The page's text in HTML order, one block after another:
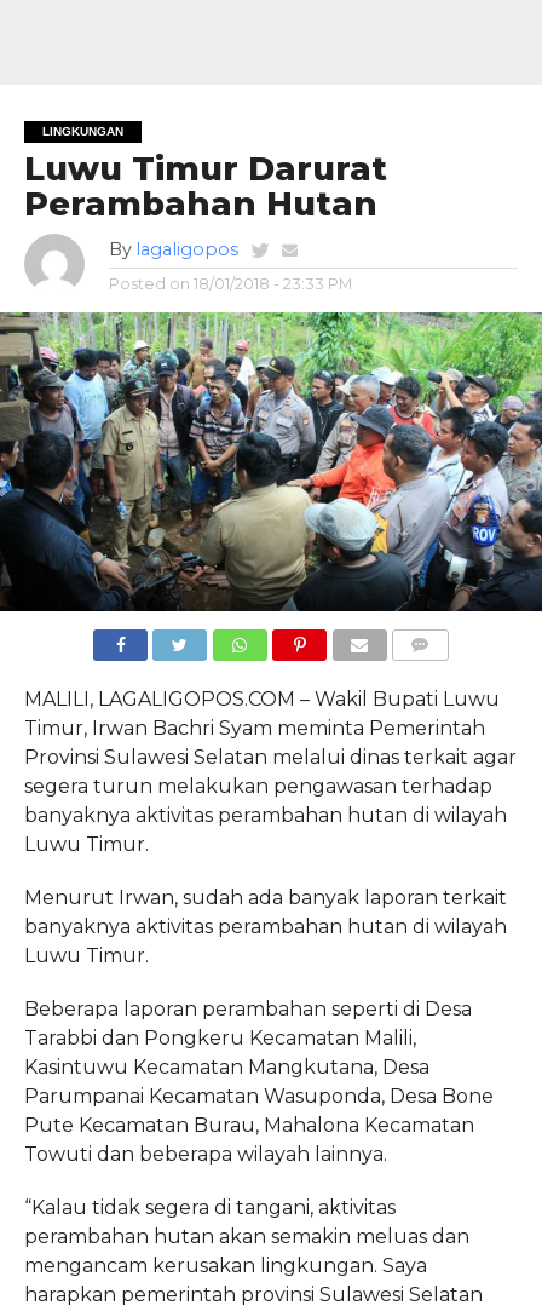
LINGKUNGAN
Luwu Timur Darurat
Perambahan Hutan
By lagaligopos
Posted on 18/01/2018 - 23:33 PM
MALILI, LAGALIGOPOS.COM – Wakil Bupati Luwu
Timur, Irwan Bachri Syam meminta Pemerintah
Provinsi Sulawesi Selatan melalui dinas terkait agar
segera turun melakukan pengawasan terhadap
banyaknya aktivitas perambahan hutan di wilayah
Luwu Timur.
Menurut Irwan, sudah ada banyak laporan terkait
banyaknya aktivitas perambahan hutan di wilayah
Luwu Timur.
Beberapa laporan perambahan seperti di Desa
Tarabbi dan Pongkeru Kecamatan Malili,
Kasintuwu Kecamatan Mangkutana, Desa
Parumpanai Kecamatan Wasuponda, Desa Bone
Pute Kecamatan Burau, Mahalona Kecamatan
Towuti dan beberapa wilayah lainnya.
“Kalau tidak segera di tangani, aktivitas
perambahan hutan akan semakin meluas dan
mengancam kerusakan lingkungan. Saya
harapkan pemerintah provinsi Sulawesi Selatan